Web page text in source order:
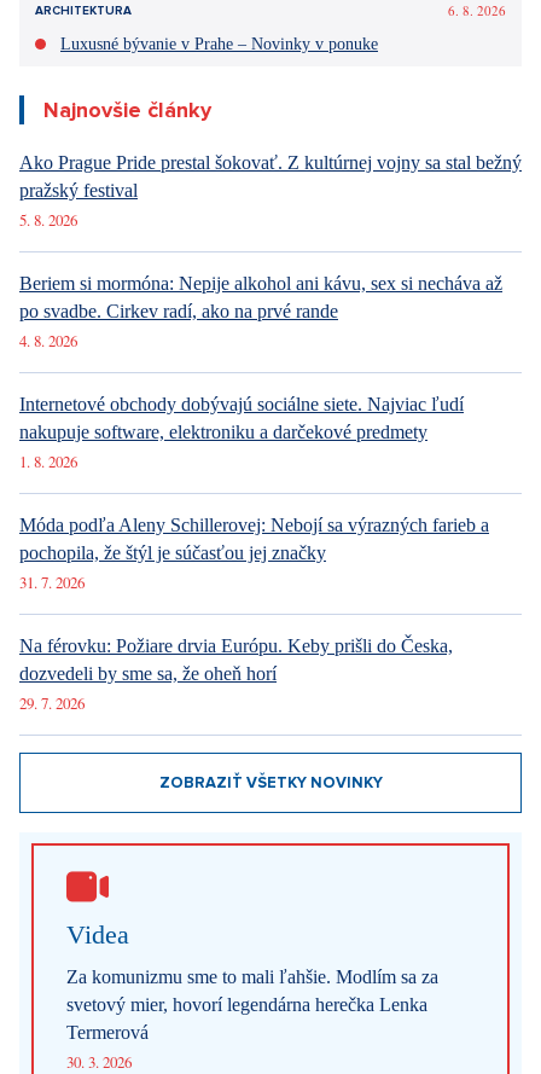
ARCHITEKTURA
6. 8. 2026
Luxusné bývanie v Prahe – Novinky v ponuke
Najnovšie články
Ako Prague Pride prestal šokovať. Z kultúrnej vojny sa stal bežný
pražský festival
5. 8. 2026
Beriem si mormóna: Nepije alkohol ani kávu, sex si necháva až
po svadbe. Cirkev radí, ako na prvé rande
4. 8. 2026
Internetové obchody dobývajú sociálne siete. Najviac ľudí
nakupuje software, elektroniku a darčekové predmety
1. 8. 2026
Móda podľa Aleny Schillerovej: Nebojí sa výrazných farieb a
pochopila, že štýl je súčasťou jej značky
31. 7. 2026
Na férovku: Požiare drvia Európu. Keby prišli do Česka,
dozvedeli by sme sa, že oheň horí
29. 7. 2026
ZOBRAZIŤ VŠETKY NOVINKY
Videa
Za komunizmu sme to mali ľahšie. Modlím sa za
svetový mier, hovorí legendárna herečka Lenka
Termerová
30. 3. 2026